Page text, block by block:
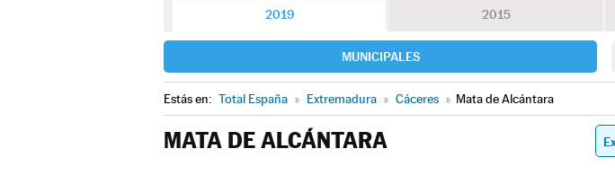
2019 2015
MUNICIPALES
Estás en: Total España » Extremadura » Cáceres » Mata de Alcántara
MATA DE ALCÁNTARA